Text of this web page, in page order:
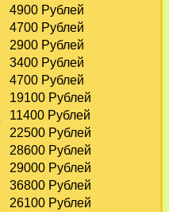
4900 Рублей
4700 Рублей
2900 Рублей
3400 Рублей
4700 Рублей
19100 Рублей
11400 Рублей
22500 Рублей
28600 Рублей
29000 Рублей
36800 Рублей
26100 Рублей